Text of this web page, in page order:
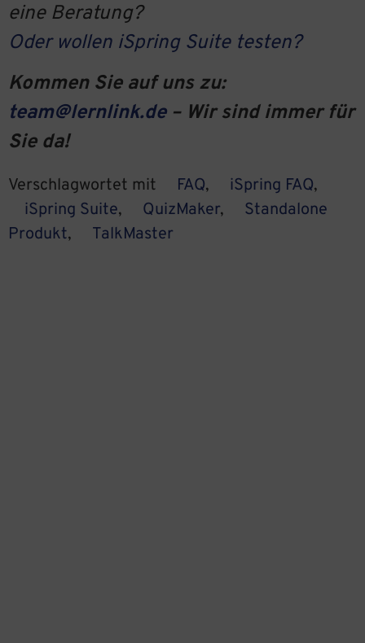
eine Beratung?
Oder wollen iSpring Suite testen?
Kommen Sie auf uns zu:
team@lernlink.de– Wir sind immer für
Sie da!
Verschlagwortet mit FAQ, iSpring FAQ,
iSpring Suite, QuizMaker,
Standalone
Produkt, TalkMaster